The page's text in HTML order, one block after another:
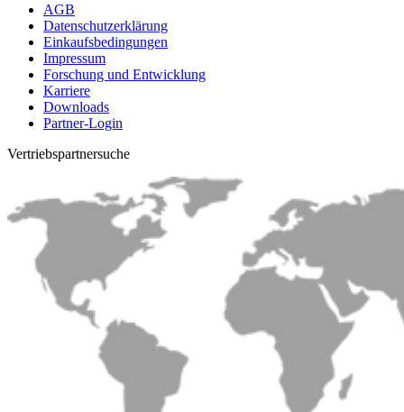
AGB
Datenschutzerklärung
Einkaufsbedingungen
Impressum
Forschung und Entwicklung
Karriere
Downloads
Partner-Login
Vertriebs­partnersuche